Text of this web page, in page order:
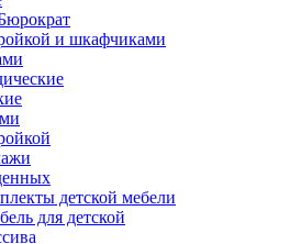
и шкафчиками
детской мебели
для детской